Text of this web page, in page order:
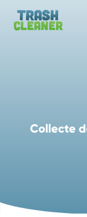
Collecte